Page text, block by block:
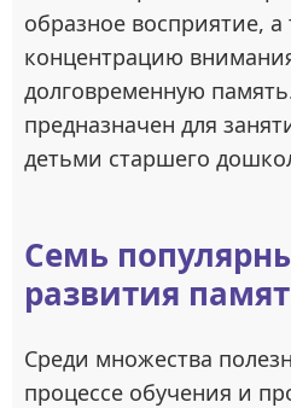
образное восприятие, а
концентрацию
долговременную
предназначен для
детьми старшего
Семь
развития
Среди множества
процессе обучения и